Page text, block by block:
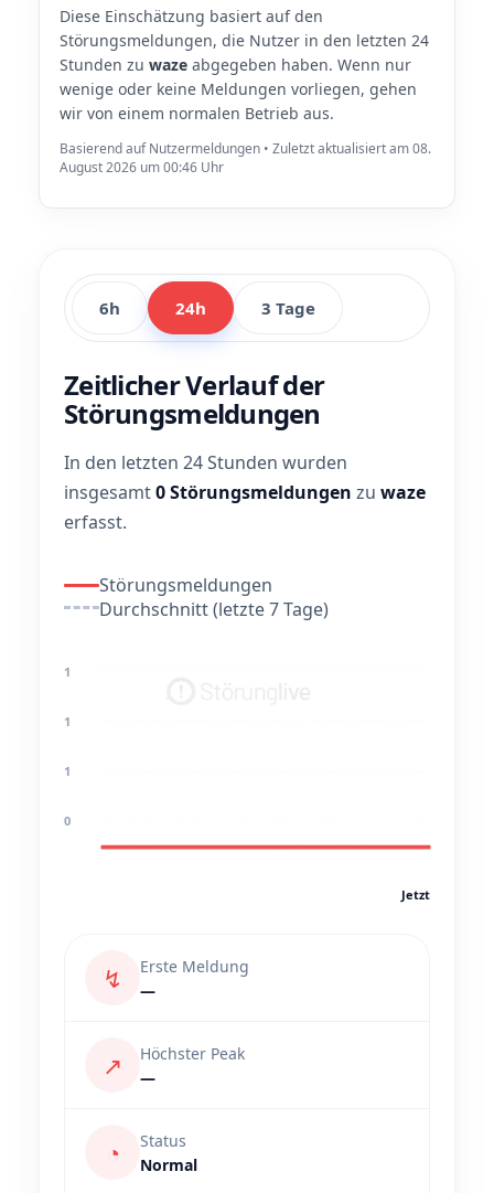
Diese Einschätzung basiert auf den
Störungsmeldungen, die Nutzer in den letzten 24
Stunden zu waze abgegeben haben. Wenn nur
wenige oder keine Meldungen vorliegen, gehen
wir von einem normalen Betrieb aus.
Basierend auf Nutzermeldungen • Zuletzt aktualisiert am 08.
August 2026 um 00:46 Uhr
6h 24h 3 Tage
Zeitlicher Verlauf der
Störungsmeldungen
In den letzten 24 Stunden wurden
insgesamt0 Störungsmeldungen zu waze
erfasst.
Störungsmeldungen
Durchschnitt (letzte 7 Tage)
1
1
1
0
Jetzt
↯
Erste Meldung
—
↗
Höchster Peak
—
◔
Status
Normal